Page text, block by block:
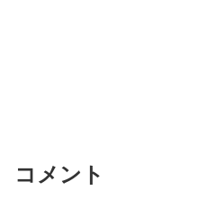
コメント